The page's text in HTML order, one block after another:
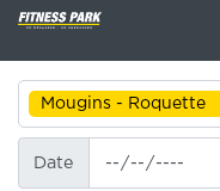
Mougins - Roquette
Date